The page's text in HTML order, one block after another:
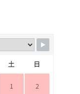
土 日
1 2